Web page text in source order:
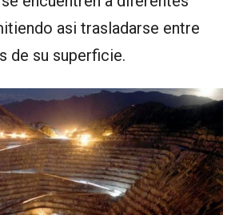
asi trasladarse entre
de su superficie.